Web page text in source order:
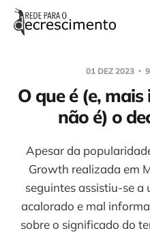
01 DEZ 2023
O que é (e,
não é) o
Apesar da
Growth realizada em
seguintes assistiu-se a
acalorado e mal
sobre o significado do